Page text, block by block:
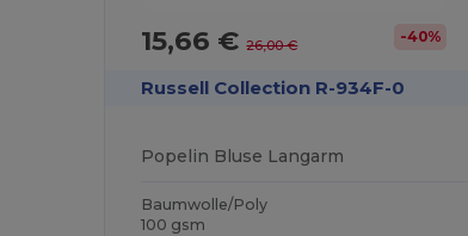
15,66 €26,00 € -40%
Russell Collection R-934F-0
Popelin Bluse Langarm
Baumwolle/Poly
100 gsm